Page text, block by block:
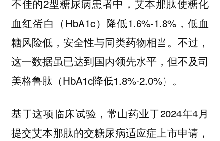
不佳的2型糖尿病患者中，艾本那肽使糖化
血红蛋白（HbA1c）降低1.6%-1.8%，低血
糖风险低，安全性与同类药物相当。不过，
这一数据虽已达到国内领先水平，但不及司
美格鲁肽（HbA1c降低1.8%-2.0%）。
基于这项临床试验，常山药业于2024年4月
提交艾本那肽的交糖尿病适应症上市申请，